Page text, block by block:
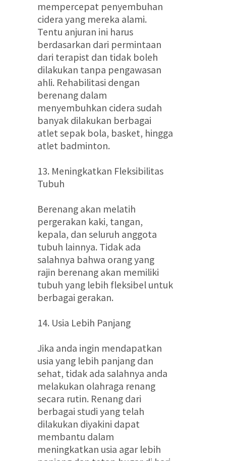
mempercepat penyembuhan
cidera yang mereka alami.
Tentu anjuran ini harus
berdasarkan dari permintaan
dari terapist dan tidak boleh
dilakukan tanpa pengawasan
ahli. Rehabilitasi dengan
berenang dalam
menyembuhkan cidera sudah
banyak dilakukan berbagai
atlet sepak bola, basket, hingga
atlet badminton.
13. Meningkatkan Fleksibilitas
Tubuh
Berenang akan melatih
pergerakan kaki, tangan,
kepala, dan seluruh anggota
tubuh lainnya. Tidak ada
salahnya bahwa orang yang
rajin berenang akan memiliki
tubuh yang lebih fleksibel untuk
berbagai gerakan.
14. Usia Lebih Panjang
Jika anda ingin mendapatkan
usia yang lebih panjang dan
sehat, tidak ada salahnya anda
melakukan olahraga renang
secara rutin. Renang dari
berbagai studi yang telah
dilakukan diyakini dapat
membantu dalam
meningkatkan usia agar lebih